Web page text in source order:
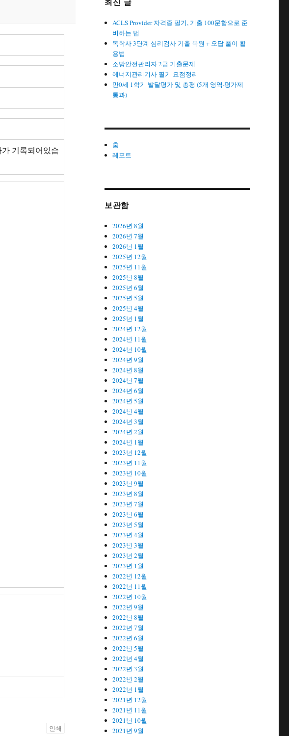
기록되어있습
인쇄
최신 글
ACLS Provider 자격증 필기, 기출 100문항으로 준
비하는 법
독학사 3단계 심리검사 기출 복원 + 오답 풀이 활
용법
소방안전관리자 2급 기출문제
에너지관리기사 필기 요점정리
만0세 1학기 발달평가 및 총평 (5개 영역·평가제
통과)
홈
레포트
보관함
2026년 8월
2026년 7월
2026년 1월
2025년 12월
2025년 11월
2025년 8월
2025년 6월
2025년 5월
2025년 4월
2025년 1월
2024년 12월
2024년 11월
2024년 10월
2024년 9월
2024년 8월
2024년 7월
2024년 6월
2024년 5월
2024년 4월
2024년 3월
2024년 2월
2024년 1월
2023년 12월
2023년 11월
2023년 10월
2023년 9월
2023년 8월
2023년 7월
2023년 6월
2023년 5월
2023년 4월
2023년 3월
2023년 2월
2023년 1월
2022년 12월
2022년 11월
2022년 10월
2022년 9월
2022년 8월
2022년 7월
2022년 6월
2022년 5월
2022년 4월
2022년 3월
2022년 2월
2022년 1월
2021년 12월
2021년 11월
2021년 10월
2021년 9월